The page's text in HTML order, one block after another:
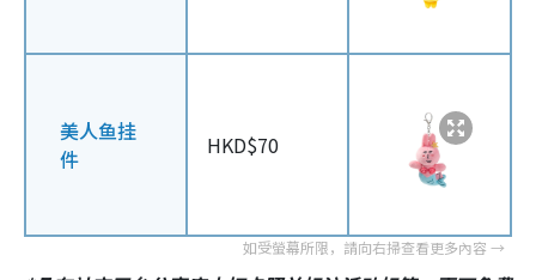
美人鱼挂
件
HKD$70